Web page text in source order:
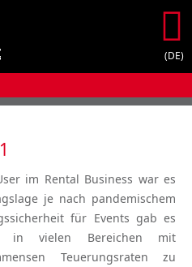
im Rental Business war es
je nach pandemischem
für Events gab es
in vielen Bereichen mit
Teuerungsraten zu